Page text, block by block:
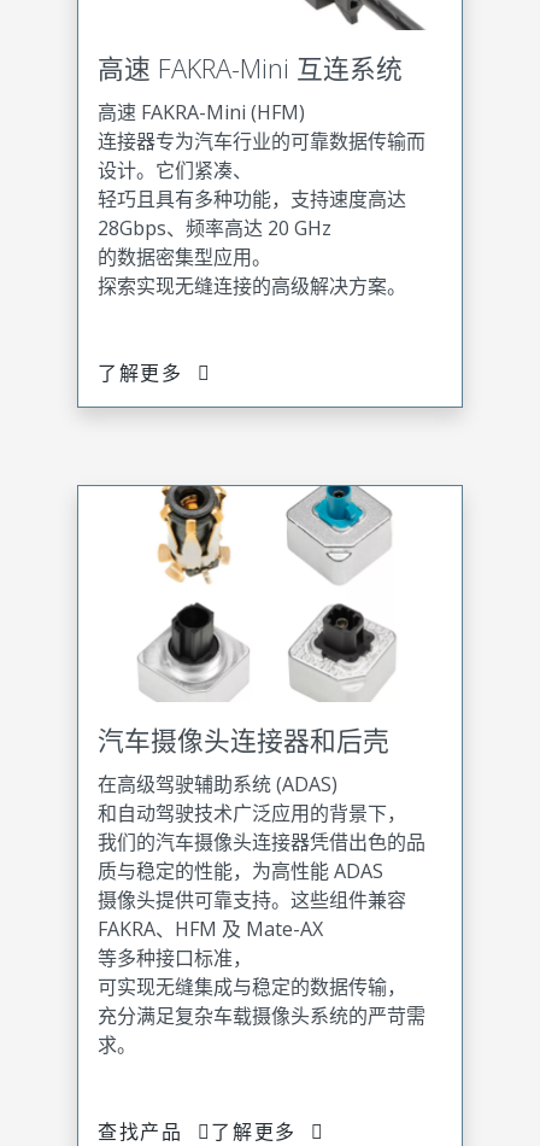
高速 FAKRA-Mini 互连系统
高速 FAKRA-Mini (HFM)
连接器专为汽车行业的可靠数据传输而
设计。它们紧凑、
轻巧且具有多种功能，支持速度高达
28Gbps、频率高达 20 GHz
的数据密集型应用。
探索实现无缝连接的高级解决方案。
了解更多
汽车摄像头连接器和后壳
在高级驾驶辅助系统 (ADAS)
和自动驾驶技术广泛应用的背景下，
我们的汽车摄像头连接器凭借出色的品
质与稳定的性能，为高性能 ADAS
摄像头提供可靠支持。这些组件兼容
FAKRA、HFM 及 Mate-AX
等多种接口标准，
可实现无缝集成与稳定的数据传输，
充分满足复杂车载摄像头系统的严苛需
求。
查找产品 了解更多